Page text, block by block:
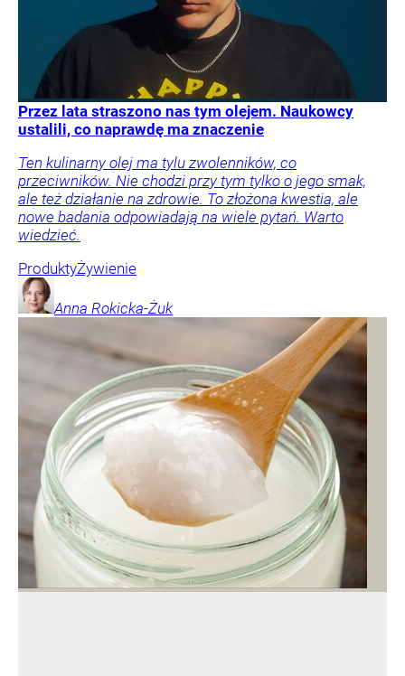
Przez lata straszono nas tym olejem. Naukowcy
ustalili, co naprawdę ma znaczenie
Ten kulinarny olej ma tylu zwolenników, co
przeciwników. Nie chodzi przy tym tylko o jego smak,
ale też działanie na zdrowie. To złożona kwestia, ale
nowe badania odpowiadają na wiele pytań. Warto
wiedzieć.
ProduktyŻywienie
Anna Rokicka-Żuk